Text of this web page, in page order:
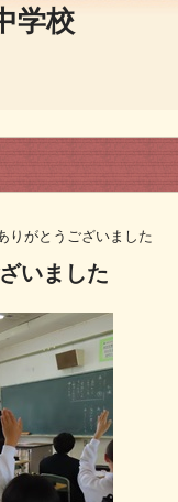
学校
りがとうございました
いました